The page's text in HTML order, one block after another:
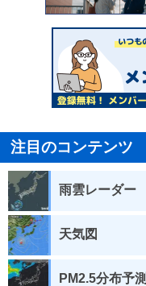
注目のコンテンツ
雨雲レーダー
天気図
PM2.5分布予測